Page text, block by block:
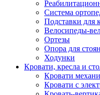
Система
Подставки для
Велосипеды-
Ортезы
Опора для
Ходунки
Кровати, кресла и
Кровати
Кровати с